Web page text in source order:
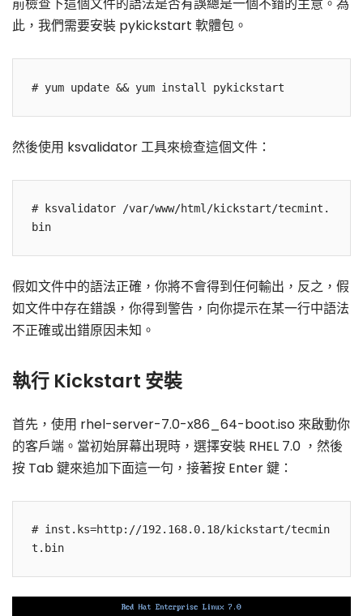
前檢查下這個文件的語法是否有誤總是一個不錯的主意。為
此，我們需要安裝 pykickstart 軟體包。
然後使用 ksvalidator 工具來檢查這個文件：
# ksvalidator /var/www/html/kickstart/tecmint.
假如文件中的語法正確，你將不會得到任何輸出，反之，假
如文件中存在錯誤，你得到警告，向你提示在某一行中語法
不正確或出錯原因未知。
執行 Kickstart 安裝
首先，使用 rhel-server-7.0-x86_64-boot.iso 來啟動你
的客戶端。當初始屏幕出現時，選擇安裝 RHEL 7.0 ，然後
按 Tab 鍵來追加下面這一句，接著按 Enter 鍵：
# inst.ks=http://192.168.0.18/kickstart/tecmin